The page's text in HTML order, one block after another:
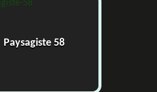
Paysagiste 58